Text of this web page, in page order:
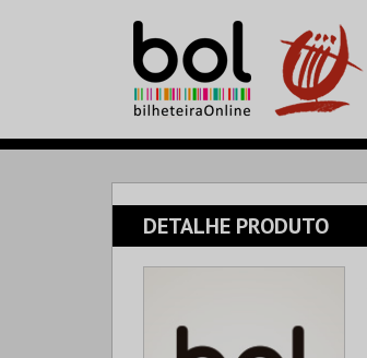
DETALHE PRODUTO